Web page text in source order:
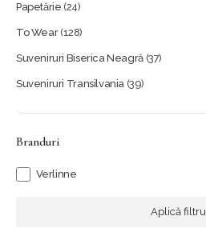
Papetărie (24)
To Wear(128)
Suveniruri Biserica Neagră (37)
Suveniruri Transilvania (39)
Branduri
Verlinne
Aplică filtrul